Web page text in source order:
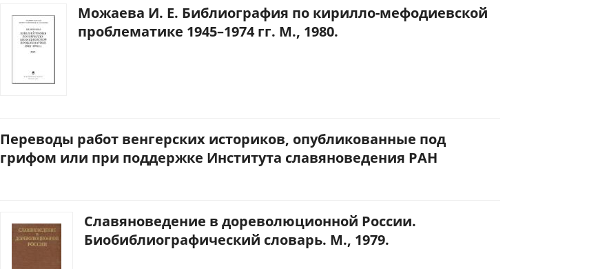
Можаева И. Е. Библиография по кирилло-мефодиевской
проблематике 1945–1974 гг. М., 1980.
Переводы работ венгерских историков, опубликованные под
грифом или при поддержке Института славяноведения РАН
Славяноведение в дореволюционной России.
Биобиблиографический словарь. М., 1979.